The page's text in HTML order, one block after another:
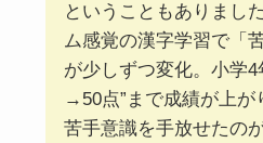
ということもありまし
ム感覚の漢字学習で「
が少しずつ変化。小学4
→50点”まで成績が上が
苦手意識を手放せたの